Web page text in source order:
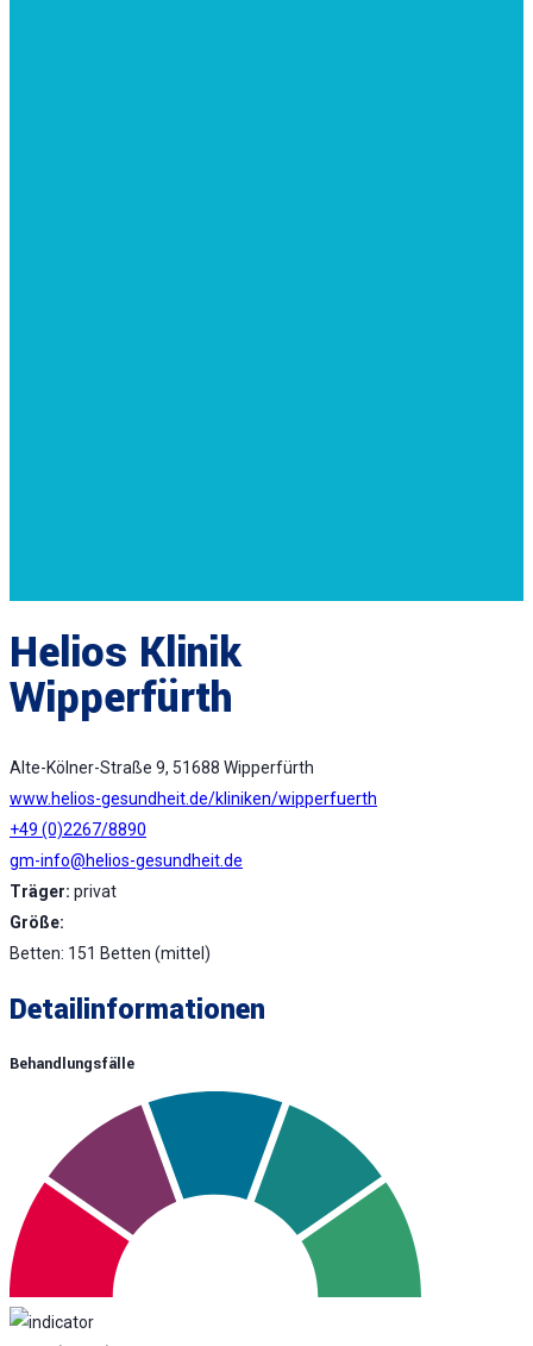
Helios Klinik
Wipperfürth
Alte-Kölner-Straße 9, 51688 Wipperfürth
www.helios-gesundheit.de/kliniken/wipperfuerth
+49 (0)2267/8890
gm-info@helios-gesundheit.de
Träger: privat
Größe:
Betten: 151 Betten (mittel)
Detailinformationen
Behandlungsfälle